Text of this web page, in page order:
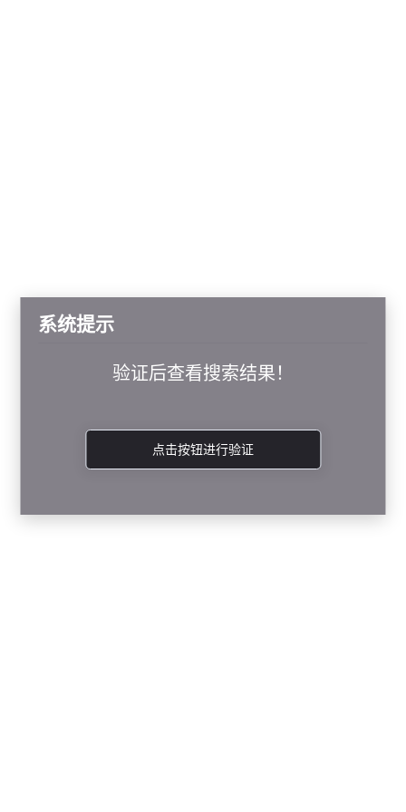
系统提示
验证后查看搜索结果！
点击按钮进行验证